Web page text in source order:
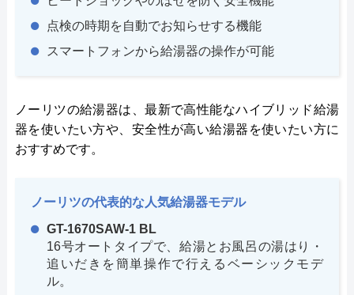
点検の時期を自動でお知らせする機能
スマートフォンから給湯器の操作が可能
ノーリツの給湯器は、最新で高性能なハイブリッド給湯
器を使いたい方や、安全性が高い給湯器を使いたい方に
おすすめです。
ノーリツの代表的な人気給湯器モデル
GT-1670SAW-1 BL
16号オートタイプで、給湯とお風呂の湯はり・
追いだきを簡単操作で行えるベーシックモデ
ル。